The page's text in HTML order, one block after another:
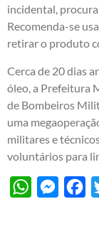
incidental,
Recomenda-se
retirar o produto
Cerca de 20 dias
óleo, a Prefeitura
de Bombeiros
uma
militares e
voluntários para
WhatsApp